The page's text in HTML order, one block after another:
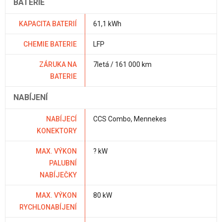
BATERIE
KAPACITA BATERIÍ 61,1 kWh
CHEMIE BATERIE LFP
ZÁRUKA NA
BATERIE
7letá / 161 000 km
NABÍJENÍ
NABÍJECÍ
KONEKTORY
CCS Combo, Mennekes
MAX. VÝKON
PALUBNÍ
NABÍJEČKY
? kW
MAX. VÝKON
RYCHLONABÍJENÍ
80 kW